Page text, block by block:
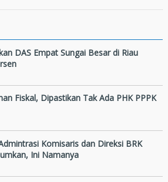
DAS Empat Sungai Besar di Riau
Fiskal, Dipastikan Tak Ada PHK PPPK
Komisaris dan Direksi BRK
Ini Namanya